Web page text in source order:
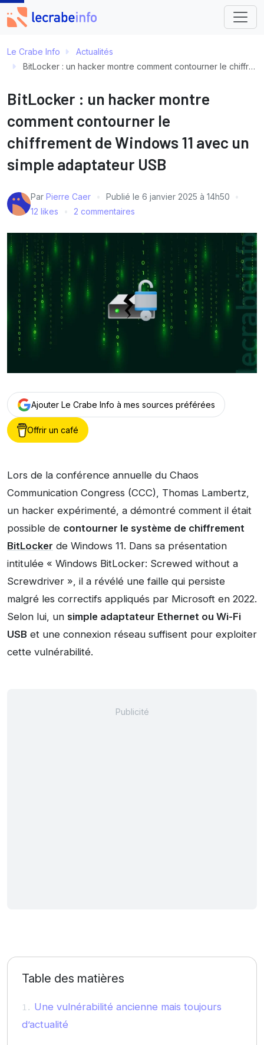
Le Crabe Info
Actualités
BitLocker : un hacker montre comment contourner le chiffrement de Windows 11 avec un simple adaptateur USB
BitLocker : un hacker montre
comment contourner le
chiffrement de Windows 11 avec un
simple adaptateur USB
Par Pierre Caer Publié le 6 janvier 2025 à 14h50
12 likes
2 commentaires
Ajouter Le Crabe Info à mes sources préférées
Offrir un café
Lors de la conférence annuelle du Chaos
Communication Congress (CCC), Thomas Lambertz,
un hacker expérimenté, a démontré comment il était
possible de contourner le système de chiffrement
BitLocker de Windows 11. Dans sa présentation
intitulée « Windows BitLocker: Screwed without a
Screwdriver », il a révélé une faille qui persiste
malgré les correctifs appliqués par Microsoft en 2022.
Selon lui, un simple adaptateur Ethernet ou Wi-Fi
USB et une connexion réseau suffisent pour exploiter
cette vulnérabilité.
Table des matières
Une vulnérabilité ancienne mais toujours
d’actualité